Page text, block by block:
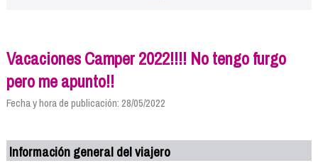
Vacaciones Camper 2022!!!! No tengo furgo
pero me apunto!!
Fecha y hora de publicación: 28/05/2022
Información general del viajero